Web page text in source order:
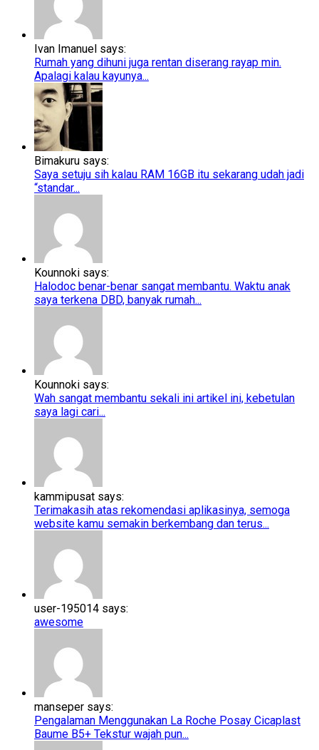
Ivan Imanuel says:
Rumah yang dihuni juga rentan diserang rayap min.
Apalagi kalau kayunya...
Bimakuru says:
Saya setuju sih kalau RAM 16GB itu sekarang udah jadi
“standar...
Kounnoki says:
Halodoc benar-benar sangat membantu. Waktu anak
saya terkena DBD, banyak rumah...
Kounnoki says:
Wah sangat membantu sekali ini artikel ini, kebetulan
saya lagi cari...
kammipusat says:
Terimakasih atas rekomendasi aplikasinya, semoga
website kamu semakin berkembang dan terus...
user-195014 says:
awesome
manseper says:
Pengalaman Menggunakan La Roche Posay Cicaplast
Baume B5+​​ Tekstur wajah pun...